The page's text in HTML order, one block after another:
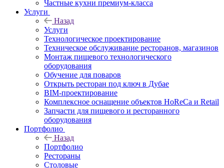
Частные кухни премиум-класса
Услуги
Назад
Услуги
Технологическое проектирование
Техническое обслуживание ресторанов, магазинов
Монтаж пищевого технологического
оборудования
Обучение для поваров
Открыть ресторан под ключ в Дубае
BIM-проектирование
Комплексное оснащение объектов HoReCa и Retail
Запчасти для пищевого и ресторанного
оборудования
Портфолио
Назад
Портфолио
Рестораны
Столовые